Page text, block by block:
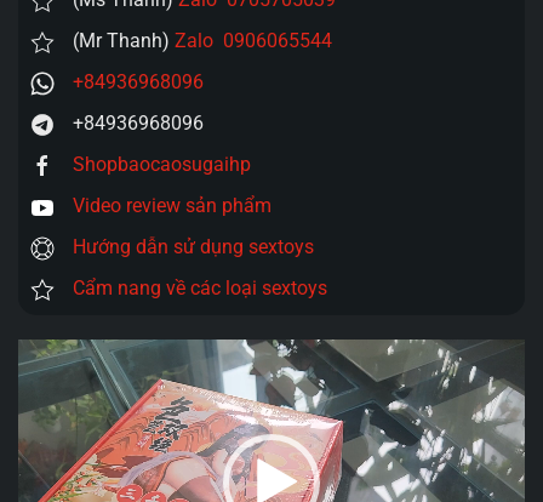
(Mr Thanh) Zalo 0906065544
+84936968096
+84936968096
Shopbaocaosugaihp
Video review sản phẩm
Hướng dẫn sử dụng sextoys
Cẩm nang về các loại sextoys
Trình
chơi
Video